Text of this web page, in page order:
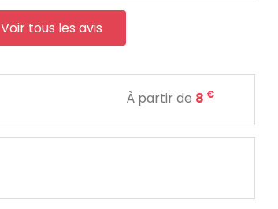
Voir tous les avis
À partir de 8 €